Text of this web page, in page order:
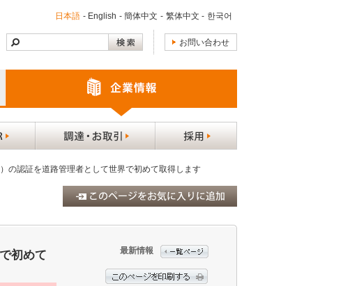
日本語 - English - 簡体中文 - 繁体中文 - 한국어
お問い合わせ
の認証を道路管理者として世界で初めて取得します
初めて
最新情報